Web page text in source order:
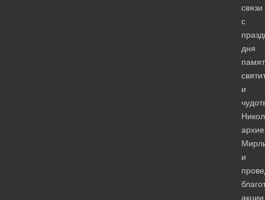
связи
с
дня
и
и
акции